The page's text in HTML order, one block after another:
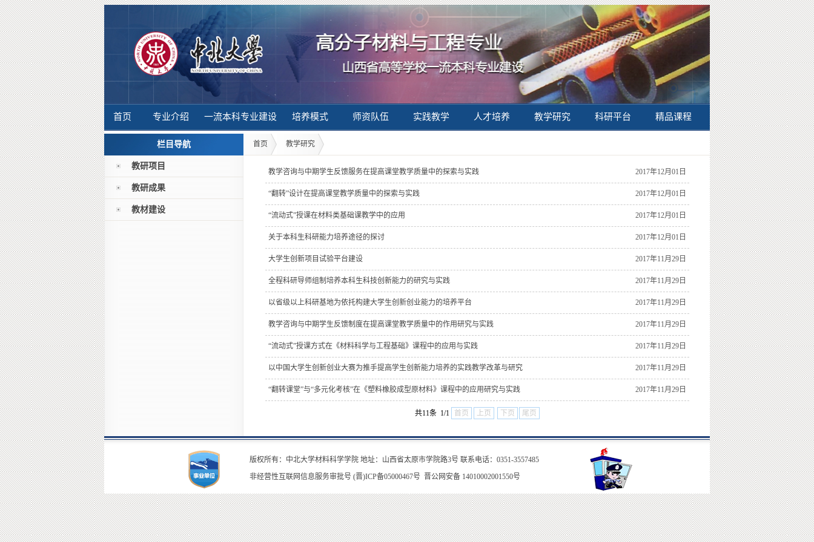
首页 专业介绍 一流本科专业建设 培养模式 师资队伍 实践教学 人才培养 教学研究 科研平台 精品课程
栏目导航
教研项目
教研成果
教材建设
首页 教学研究
教学咨询与中期学生反馈服务在提高课堂教学质量中的探索与实践 2017年12月01日
“翻转”设计在提高课堂教学质量中的探索与实践 2017年12月01日
“流动式”授课在材料类基础课教学中的应用 2017年12月01日
关于本科生科研能力培养途径的探讨 2017年12月01日
大学生创新项目试验平台建设 2017年11月29日
全程科研导师组制培养本科生科技创新能力的研究与实践 2017年11月29日
以省级以上科研基地为依托构建大学生创新创业能力的培养平台 2017年11月29日
教学咨询与中期学生反馈制度在提高课堂教学质量中的作用研究与实践 2017年11月29日
“流动式”授课方式在《材料科学与工程基础》课程中的应用与实践 2017年11月29日
以中国大学生创新创业大赛为推手提高学生创新能力培养的实践教学改革与研究 2017年11月29日
“翻转课堂”与“多元化考核”在《塑料橡胶成型原材料》课程中的应用研究与实践 2017年11月29日
共11条 1/1 首页 上页 下页 尾页
版权所有：中北大学材料科学学院 地址：山西省太原市学院路3号 联系电话：0351-3557485
非经营性互联网信息服务审批号 (晋)ICP备05000467号 晋公网安备 14010002001550号